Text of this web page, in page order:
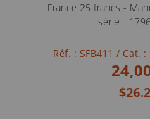
France 25 francs -
série -
Réf. : SFB411 / Cat. :